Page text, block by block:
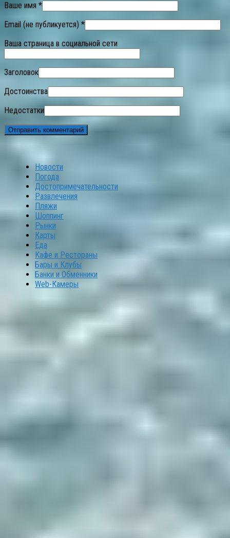
Ваше имя *
Email (не публикуется) *
Ваша страница в социальной сети
Заголовок
Достоинства
Недостатки
Новости
Погода
Достопримечательности
Развлечения
Пляжи
Шоппинг
Рынки
Карты
Еда
Кафе и Рестораны
Бары и Клубы
Банки и Обменники
Web-Камеры